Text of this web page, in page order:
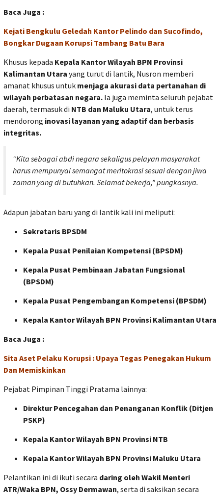
Baca Juga :
Kejati Bengkulu Geledah Kantor Pelindo dan Sucofindo,
Bongkar Dugaan Korupsi Tambang Batu Bara
Khusus kepada Kepala Kantor Wilayah BPN Provinsi
Kalimantan Utara yang turut di lantik, Nusron memberi
amanat khusus untuk menjaga akurasi data pertanahan di
wilayah perbatasan negara. Ia juga meminta seluruh pejabat
daerah, termasuk di NTB dan Maluku Utara, untuk terus
mendorong inovasi layanan yang adaptif dan berbasis
integritas.
“Kita sebagai abdi negara sekaligus pelayan masyarakat
harus mempunyai semangat meritokrasi sesuai dengan jiwa
zaman yang di butuhkan. Selamat bekerja,” pungkasnya.
Adapun jabatan baru yang di lantik kali ini meliputi:
Sekretaris BPSDM
Kepala Pusat Penilaian Kompetensi (BPSDM)
Kepala Pusat Pembinaan Jabatan Fungsional
(BPSDM)
Kepala Pusat Pengembangan Kompetensi (BPSDM)
Kepala Kantor Wilayah BPN Provinsi Kalimantan Utara
Baca Juga :
Sita Aset Pelaku Korupsi : Upaya Tegas Penegakan Hukum
Dan Memiskinkan
Pejabat Pimpinan Tinggi Pratama lainnya:
Direktur Pencegahan dan Penanganan Konflik (Ditjen
PSKP)
Kepala Kantor Wilayah BPN Provinsi NTB
Kepala Kantor Wilayah BPN Provinsi Maluku Utara
Pelantikan ini di ikuti secara daring oleh Wakil Menteri
ATR/Waka BPN, Ossy Dermawan, serta di saksikan secara